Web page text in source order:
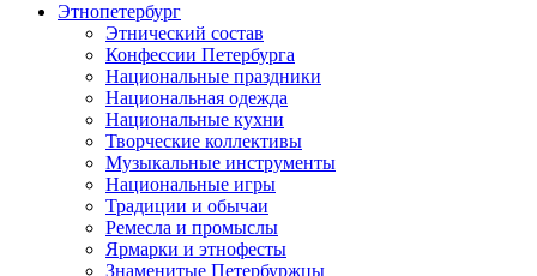
Этнопетербург
Этнический состав
Конфессии Петербурга
Национальные праздники
Национальная одежда
Национальные кухни
Творческие коллективы
Музыкальные инструменты
Национальные игры
Традиции и обычаи
Ремесла и промыслы
Ярмарки и этнофесты
Знаменитые Петербуржцы